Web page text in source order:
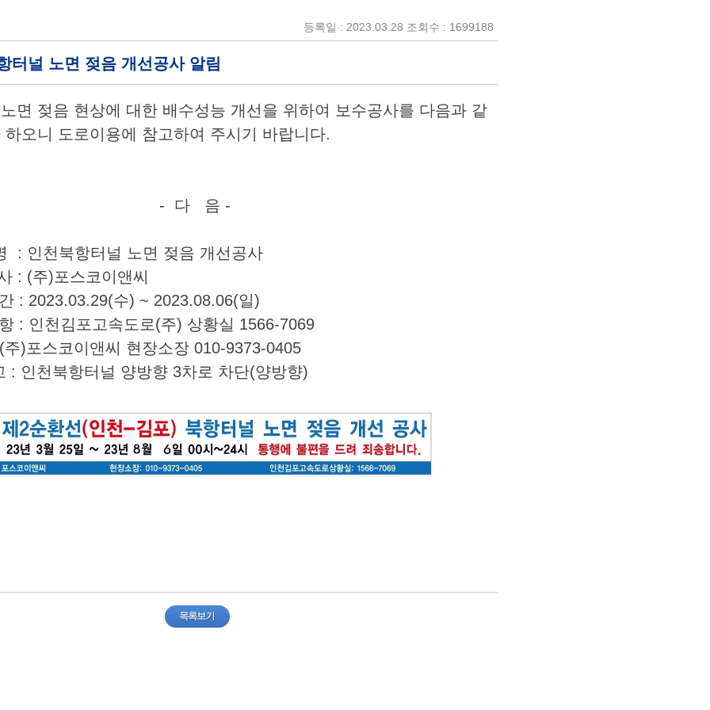
등록일 : 2023.03.28 조회수 : 1699188
터널 노면 젖음 개선공사 알림
면 젖음 현상에 대한 배수성능 개선을 위하여 보수공사를 다음과 같
오니 도로이용에 참고하여 주시기 바랍니다.
- 다 음 -
: 인천북항터널 노면 젖음 개선공사
: (주)포스코이앤씨
: 2023.03.29(수) ~ 2023.08.06(일)
: 인천김포고속도로(주) 상황실 1566-7069
이앤씨 현장소장 010-9373-0405
천북항터널 양방향 3차로 차단(양방향)